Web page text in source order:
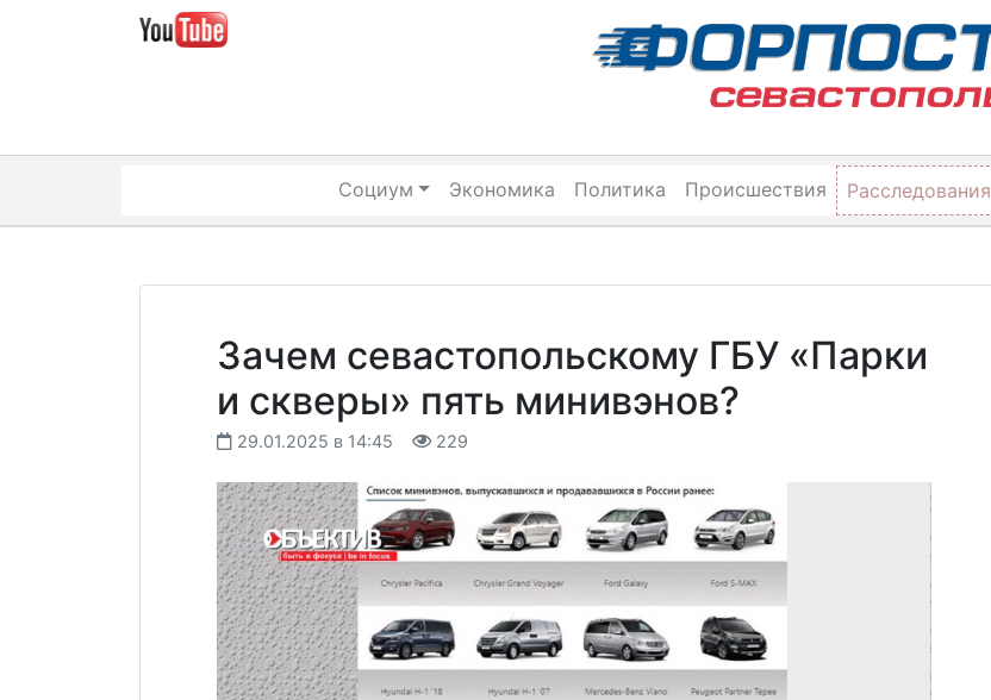
Социум Экономика Политика Происшествия Расследования
Зачем севастопольскому ГБУ «Парки
и скверы» пять минивэнов?
29.01.2025 в 14:45 229